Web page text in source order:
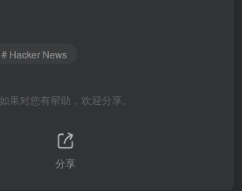
# Hacker News
如果对您有帮助，欢迎分享。
分享